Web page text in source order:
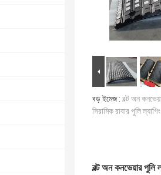
বড় ইমেজ : বল্ট অন
সিরামিক রাবার পুলি ল্যাগিং
বল্ট অন কনভেয়ার পুলি